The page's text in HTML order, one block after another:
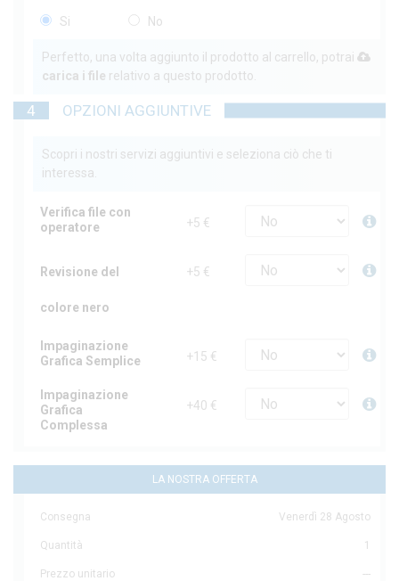
Si No
Perfetto, una volta aggiunto il prodotto al carrello, potrai
carica i file relativo a questo prodotto.
4 OPZIONI AGGIUNTIVE
Scopri i nostri servizi aggiuntivi e seleziona ciò che ti
interessa.
Verifica file con
operatore
+5 €
Revisione del
colore nero
+5 €
Impaginazione
Grafica Semplice
+15 €
Impaginazione
Grafica
Complessa
+40 €
LA NOSTRA OFFERTA
Consegna Venerdì 28 Agosto
Quantità 1
Prezzo unitario ---